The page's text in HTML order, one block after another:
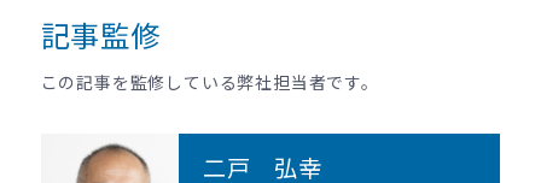
記事監修
この記事を監修している弊社担当者です。
二戸 弘幸​